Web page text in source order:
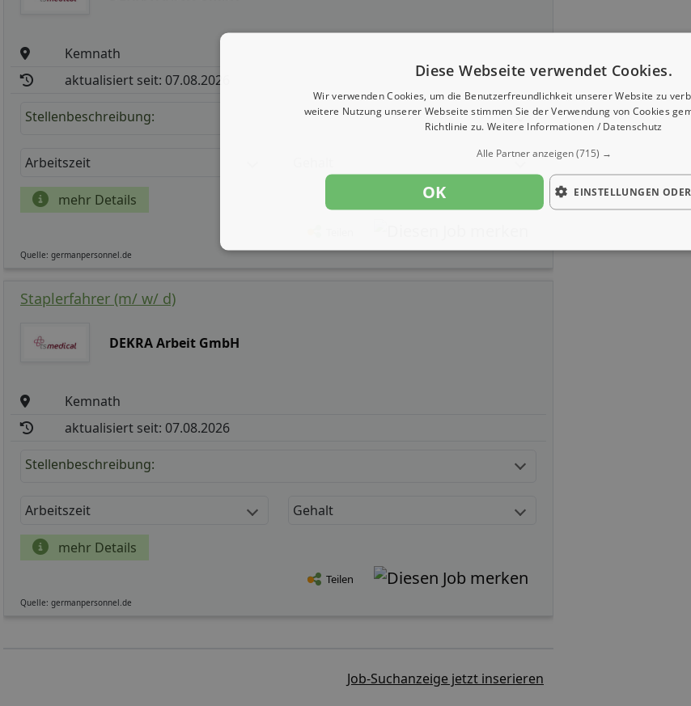
Kemnath
aktualisiert seit: 07.08.2026
Stellenbeschreibung:
Arbeitszeit
mehr Details
Quelle: germanpersonnel.de
Staplerfahrer (m/ w/ d)
DEKRA Arbeit GmbH
Kemnath
aktualisiert seit: 07.08.2026
Stellenbeschreibung:
Arbeitszeit Gehalt
mehr Details
Teilen
Quelle: germanpersonnel.de
Job-Suchanzeige jetzt inserieren
Diese Webseite verwendet Cookies.
Wir verwenden Cookies, um die Benutzerfreundlichkeit unserer Website zu
weitere Nutzung unserer Webseite stimmen Sie der Verwendung von Cookies
Richtlinie zu. Weitere Informationen / Datenschutz
Alle Partner anzeigen(715) →
OK EINSTELLUNGEN